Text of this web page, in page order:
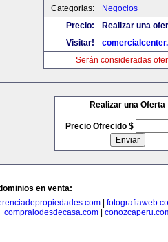
Categorias:
Negocios
Precio:
Realizar una
Visitar!
Serán consideradas
Realizar una Oferta
Precio Ofrecido $
en venta:
|
compralodesdecasa.com